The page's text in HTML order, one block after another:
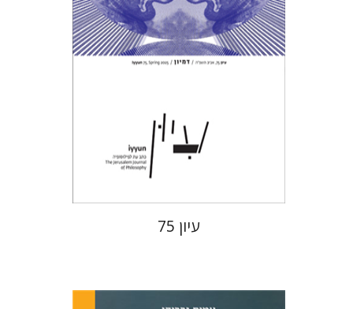
הנחת אתר ספר מודפס
$31
$28
עיון 75